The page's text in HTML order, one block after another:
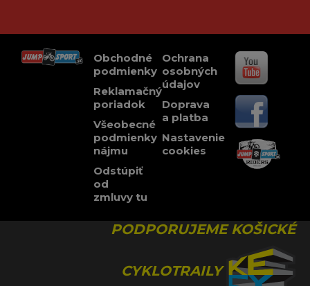
Obchodné
podmienky
Reklamačný
poriadok
Všeobecné
podmienky
nájmu
Odstúpiť
od
zmluvy tu
Ochrana
osobných
údajov
Doprava
a platba
Nastavenie
cookies
PODPORUJEME KOŠICKÉ
CYKLOTRAILY